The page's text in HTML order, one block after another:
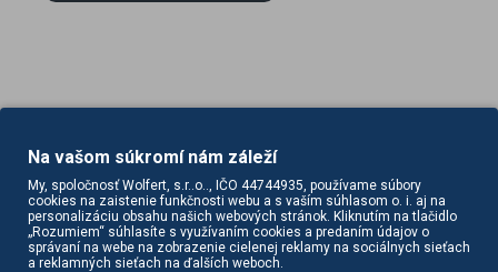
PODOBNÉ PRODUKTY SÚVISIACE PRODUKTY
Na vašom súkromí nám záleží
My, spoločnosť Wolfert, s.r..o.., IČO 44744935, používame súbory
cookies na zaistenie funkčnosti webu a s vaším súhlasom o. i. aj na
personalizáciu obsahu našich webových stránok. Kliknutím na tlačidlo
„Rozumiem“ súhlasíte s využívaním cookies a predaním údajov o
správaní na webe na zobrazenie cielenej reklamy na sociálnych sieťach
a reklamných sieťach na ďalších weboch.